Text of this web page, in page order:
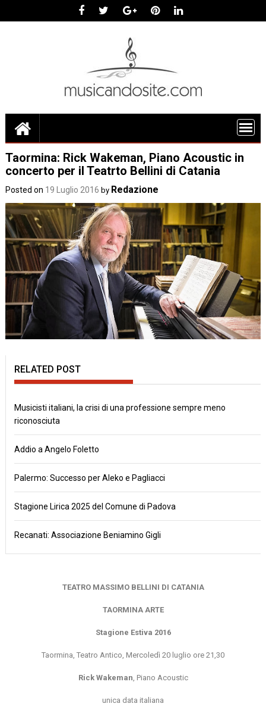
Taormina: Rick Wakeman, Piano Acoustic in
concerto per il Teatrto Bellini di Catania
Posted on 19 Luglio 2016 by Redazione
RELATED POST
Musicisti italiani, la crisi di una professione sempre meno
riconosciuta
Addio a Angelo Foletto
Palermo: Successo per Aleko e Pagliacci
Stagione Lirica 2025 del Comune di Padova
Recanati: Associazione Beniamino Gigli
TEATRO MASSIMO BELLINI DI CATANIA
TAORMINA ARTE
Stagione Estiva 2016
Taormina, Teatro Antico, Mercoledì 20 luglio ore 21,30
Rick Wakeman, Piano Acoustic
unica data italiana